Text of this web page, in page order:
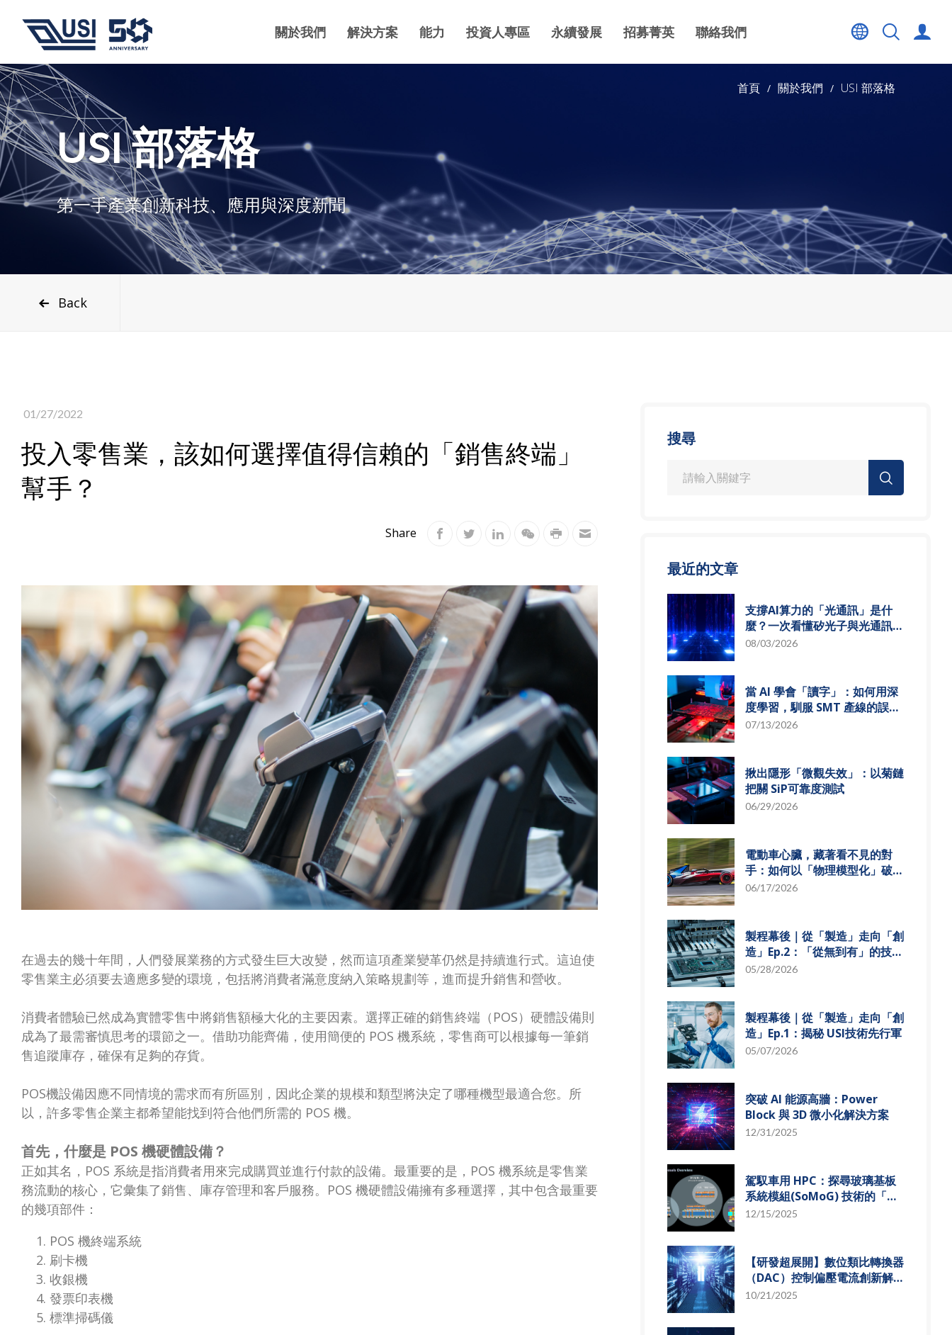
關於我們 解決方案 能力 投資人專區 永續發展 招募菁英 聯絡我們
首頁 關於我們 USI 部落格
USI 部落格
第一手產業創新科技、應用與深度新聞
Back
01/27/2022
投入零售業，該如何選擇值得信賴的「銷售終端」
幫手？
Share
在過去的幾十年間，人們發展業務的方式發生巨大改變，然而這項產業變革仍然是持續進行式。這迫使
零售業主必須要去適應多變的環境，包括將消費者滿意度納入策略規劃等，進而提升銷售和營收。
消費者體驗已然成為實體零售中將銷售額極大化的主要因素。選擇正確的銷售終端（POS）硬體設備則
成為了最需審慎思考的環節之一。借助功能齊備，使用簡便的 POS 機系統，零售商可以根據每一筆銷
售追蹤庫存，確保有足夠的存貨。
POS機設備因應不同情境的需求而有所區別，因此企業的規模和類型將決定了哪種機型最適合您。所
以，許多零售企業主都希望能找到符合他們所需的 POS 機。
首先，什麼是 POS 機硬體設備？
正如其名，POS 系統是指消費者用來完成購買並進行付款的設備。最重要的是，POS 機系統是零售業
務流動的核心，它彙集了銷售、庫存管理和客戶服務。POS 機硬體設備擁有多種選擇，其中包含最重要
的幾項部件：
POS 機終端系統
刷卡機
收銀機
發票印表機
標準掃碼儀
搜尋
最近的文章
支撐AI算力的「光通訊」是什
麼？一次看懂矽光子與光通訊模
組發展趨勢
08/03/2026
當 AI 學會「讀字」：如何用深
度學習，馴服 SMT 產線的誤報
風暴
07/13/2026
揪出隱形「微觀失效」：以菊鏈
把關 SiP可靠度測試
06/29/2026
電動車心臟，藏著看不見的對
手：如何以「物理模型化」破解
損耗難題？
06/17/2026
製程幕後｜從「製造」走向「創
造」Ep.2：「從無到有」的技術
革新
05/28/2026
製程幕後｜從「製造」走向「創
造」Ep.1：揭秘 USI技術先行軍
05/07/2026
突破 AI 能源高牆：Power
Block 與 3D 微小化解決方案
12/31/2025
駕馭車用 HPC：探尋玻璃基板
系統模組(SoMoG) 技術的「最
佳甜蜜點」
12/15/2025
【研發超展開】數位類比轉換器
（DAC）控制偏壓電流創新解
決方案，智慧電源的關鍵突破
10/21/2025